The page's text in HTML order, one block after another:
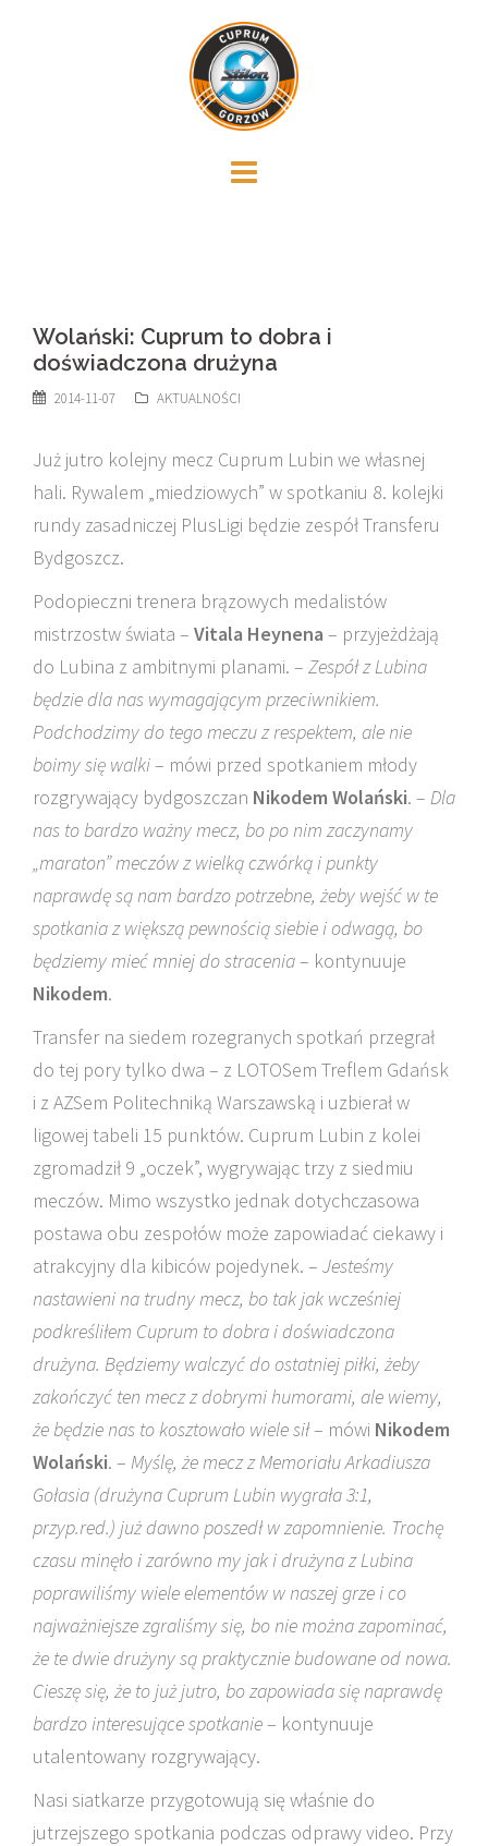
Wolański: Cuprum to dobra i
doświadczona drużyna
2014-11-07 AKTUALNOŚCI
Już jutro kolejny mecz Cuprum Lubin we własnej
hali. Rywalem „miedziowych” w spotkaniu 8. kolejki
rundy zasadniczej PlusLigi będzie zespół Transferu
Bydgoszcz.
Podopieczni trenera brązowych medalistów
mistrzostw świata – Vitala Heynena – przyjeżdżają
do Lubina z ambitnymi planami. – Zespół z Lubina
będzie dla nas wymagającym przeciwnikiem.
Podchodzimy do tego meczu z respektem, ale nie
boimy się walki– mówi przed spotkaniem młody
rozgrywający bydgoszczan Nikodem Wolański. – Dla
nas to bardzo ważny mecz, bo po nim zaczynamy
„maraton” meczów z wielką czwórką i punkty
naprawdę są nam bardzo potrzebne, żeby wejść w te
spotkania z większą pewnością siebie i odwagą, bo
będziemy mieć mniej do stracenia– kontynuuje
Nikodem.
Transfer na siedem rozegranych spotkań przegrał
do tej pory tylko dwa – z LOTOSem Treflem Gdańsk
i z AZSem Politechniką Warszawską i uzbierał w
ligowej tabeli 15 punktów. Cuprum Lubin z kolei
zgromadził 9 „oczek”, wygrywając trzy z siedmiu
meczów. Mimo wszystko jednak dotychczasowa
postawa obu zespołów może zapowiadać ciekawy i
atrakcyjny dla kibiców pojedynek. – Jesteśmy
nastawieni na trudny mecz, bo tak jak wcześniej
podkreśliłem Cuprum to dobra i doświadczona
drużyna. Będziemy walczyć do ostatniej piłki, żeby
zakończyć ten mecz z dobrymi humorami, ale wiemy,
że będzie nas to kosztowało wiele sił– mówi Nikodem
Wolański. – Myślę, że mecz z Memoriału Arkadiusza
Gołasia (drużyna Cuprum Lubin wygrała 3:1,
przyp.red.) już dawno poszedł w zapomnienie. Trochę
czasu minęło i zarówno my jak i drużyna z Lubina
poprawiliśmy wiele elementów w naszej grze i co
najważniejsze zgraliśmy się, bo nie można zapominać,
że te dwie drużyny są praktycznie budowane od nowa.
Cieszę się, że to już jutro, bo zapowiada się naprawdę
bardzo interesujące spotkanie– kontynuuje
utalentowany rozgrywający.
Nasi siatkarze przygotowują się właśnie do
jutrzejszego spotkania podczas odprawy video. Przy